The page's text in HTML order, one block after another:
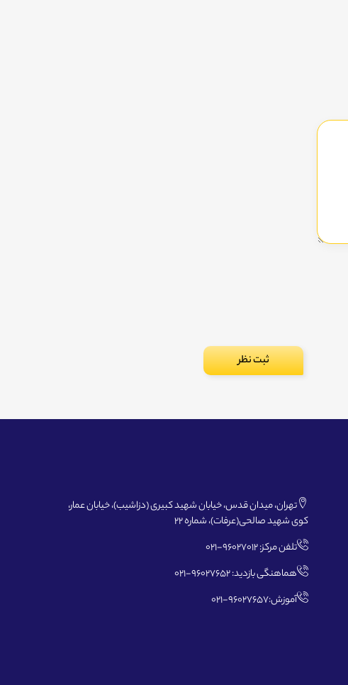
تهران، میدان قدس، خیابان شهید کبیری (دزاشیب)، خیابان عمار،
کوی شهید صالحی(عرفات)، شماره 22
تلفن مرکز: 96027012-021
هماهنگی بازدید: 96027652-021
آموزش:96027657-021